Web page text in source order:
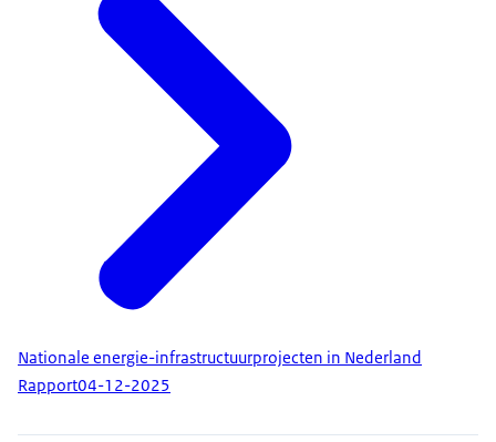
Nationale energie-infrastructuurprojecten in Nederland
Rapport04-12-2025